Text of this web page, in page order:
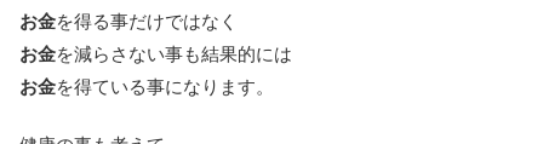
お金を得る事だけではなく
お金を減らさない事も結果的には
お金を得ている事になります。